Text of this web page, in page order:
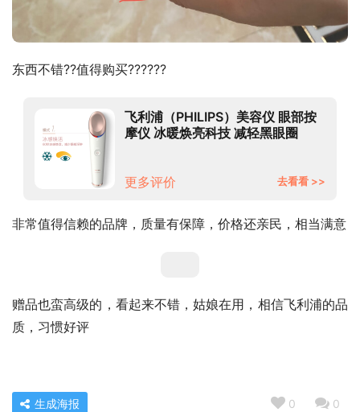
东西不错??值得购买??????
飞利浦（PHILIPS）美容仪 眼部按
摩仪 冰暖焕亮科技 减轻黑眼圈
更多评价 去看看 >>
非常值得信赖的品牌，质量有保障，价格还亲民，相当满意
赠品也蛮高级的，看起来不错，姑娘在用，相信飞利浦的品
质，习惯好评
0 0
生成海报